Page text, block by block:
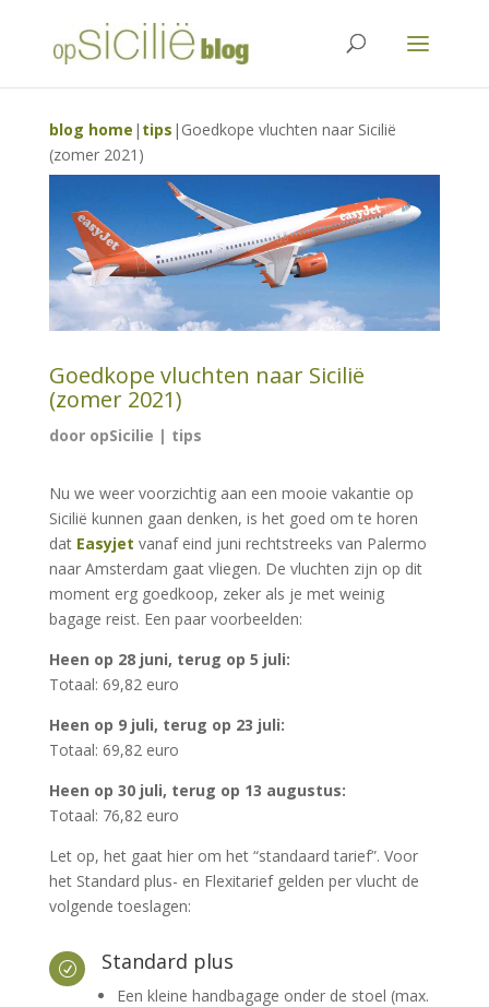
blog home | tips | Goedkope vluchten naar Sicilië
(zomer 2021)
Goedkope vluchten naar Sicilië
(zomer 2021)
door opSicilie | tips
Nu we weer voorzichtig aan een mooie vakantie op
Sicilië kunnen gaan denken, is het goed om te horen
dat Easyjet vanaf eind juni rechtstreeks van Palermo
naar Amsterdam gaat vliegen. De vluchten zijn op dit
moment erg goedkoop, zeker als je met weinig
bagage reist. Een paar voorbeelden:
Heen op 28 juni, terug op 5 juli:
Totaal: 69,82 euro
Heen op 9 juli, terug op 23 juli:
Totaal: 69,82 euro
Heen op 30 juli, terug op 13 augustus:
Totaal: 76,82 euro
Let op, het gaat hier om het “standaard tarief”. Voor
het Standard plus- en Flexitarief gelden per vlucht de
volgende toeslagen:
R Standard plus
Een kleine handbagage onder de stoel (max.